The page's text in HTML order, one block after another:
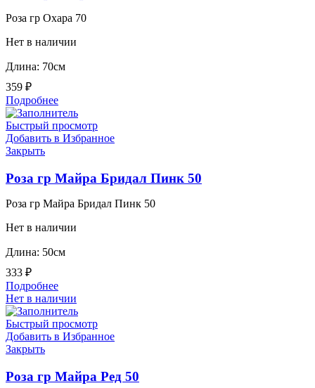
Роза гр Охара 70
Нет в наличии
Длина: 70см
359 ₽
Подробнее
Быстрый просмотр
Добавить в Избранное
Закрыть
Роза гр Майра Бридал Пинк 50
Роза гр Майра Бридал Пинк 50
Нет в наличии
Длина: 50см
333 ₽
Подробнее
Нет в наличии
Быстрый просмотр
Добавить в Избранное
Закрыть
Роза гр Майра Ред 50